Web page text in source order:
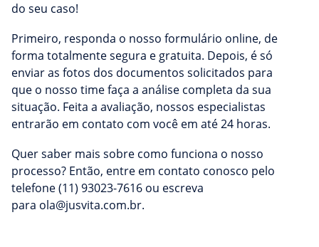
do seu caso!
Primeiro, responda o nosso formulário online, de
forma totalmente segura e gratuita. Depois, é só
enviar as fotos dos documentos solicitados para
que o nosso time faça a análise completa da sua
situação. Feita a avaliação, nossos especialistas
entrarão em contato com você em até 24 horas.
Quer saber mais sobre como funciona o nosso
processo? Então, entre em contato conosco pelo
telefone (11) 93023-7616 ou escreva
para ola@jusvita.com.br.